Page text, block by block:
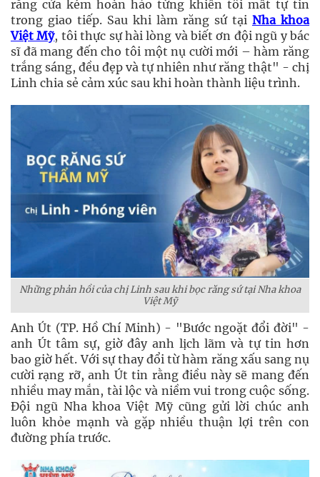
răng cửa kém hoàn hảo từng khiến tôi mất tự tin
trong giao tiếp. Sau khi làm răng sứ tại Nha khoa
Việt Mỹ, tôi thực sự hài lòng và biết ơn đội ngũ y bác
sĩ đã mang đến cho tôi một nụ cười mới – hàm răng
trắng sáng, đều đẹp và tự nhiên như răng thật" - chị
Linh chia sẻ cảm xúc sau khi hoàn thành liệu trình.
Những phản hồi của chị Linh sau khi bọc răng sứ tại Nha khoa
Việt Mỹ
Anh Út (TP. Hồ Chí Minh) - "Bước ngoặt đổi đời" -
anh Út tâm sự, giờ đây anh lịch lãm và tự tin hơn
bao giờ hết. Với sự thay đổi từ hàm răng xấu sang nụ
cười rạng rỡ, anh Út tin rằng điều này sẽ mang đến
nhiều may mắn, tài lộc và niềm vui trong cuộc sống.
Đội ngũ Nha khoa Việt Mỹ cũng gửi lời chúc anh
luôn khỏe mạnh và gặp nhiều thuận lợi trên con
đường phía trước.